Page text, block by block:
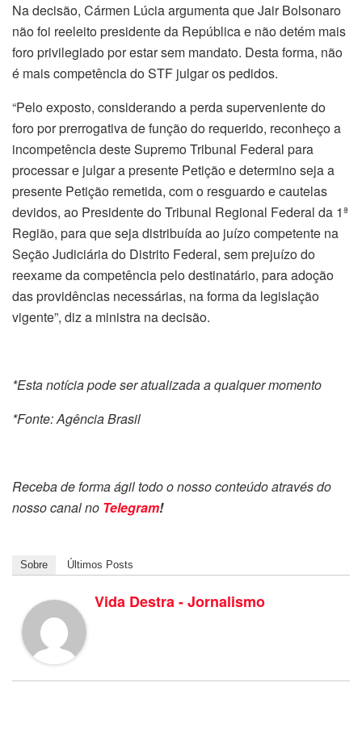
Na decisão, Cármen Lúcia argumenta que Jair Bolsonaro
não foi reeleito presidente da República e não detém mais
foro privilegiado por estar sem mandato. Desta forma, não
é mais competência do STF julgar os pedidos.
“Pelo exposto, considerando a perda superveniente do
foro por prerrogativa de função do requerido, reconheço a
incompetência deste Supremo Tribunal Federal para
processar e julgar a presente Petição e determino seja a
presente Petição remetida, com o resguardo e cautelas
devidos, ao Presidente do Tribunal Regional Federal da 1ª
Região, para que seja distribuída ao juízo competente na
Seção Judiciária do Distrito Federal, sem prejuízo do
reexame da competência pelo destinatário, para adoção
das providências necessárias, na forma da legislação
vigente”, diz a ministra na decisão.
*Esta notícia pode ser atualizada a qualquer momento
*Fonte: Agência Brasil
Receba de forma ágil todo o nosso conteúdo através do
nosso canal no Telegram!
Sobre Últimos Posts
Vida Destra - Jornalismo